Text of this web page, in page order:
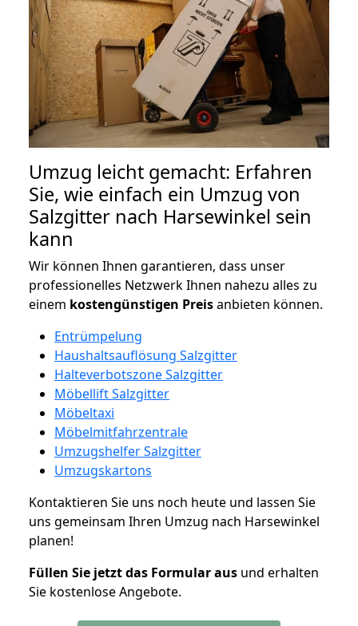
Umzug leicht gemacht: Erfahren
Sie, wie einfach ein Umzug von
Salzgitter nach Harsewinkel sein
kann
Wir können Ihnen garantieren, dass unser
professionelles Netzwerk Ihnen nahezu alles zu
einem kostengünstigen Preisanbieten können.
Entrümpelung
Haushaltsauflösung Salzgitter
Halteverbotszone Salzgitter
Möbellift Salzgitter
Möbeltaxi
Möbelmitfahrzentrale
Umzugshelfer Salzgitter
Umzugskartons
Kontaktieren Sie uns noch heute und lassen Sie
uns gemeinsam Ihren Umzug nach Harsewinkel
planen!
Füllen Sie jetzt das Formular aus und erhalten
Sie kostenlose Angebote.